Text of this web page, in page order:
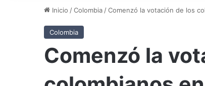
Inicio /Colombia /Comenzó la votación de los
Colombia
Comenzó la